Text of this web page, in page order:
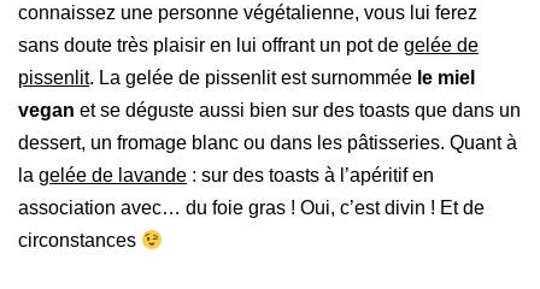
connaissez une personne végétalienne, vous lui ferez
sans doute très plaisir en lui offrant un pot de gelée de
pissenlit. La gelée de pissenlit est surnommée le miel
vegan et se déguste aussi bien sur des toasts que dans un
dessert, un fromage blanc ou dans les pâtisseries. Quant à
la gelée de lavande : sur des toasts à l’apéritif en
association avec… du foie gras ! Oui, c’est divin ! Et de
circonstances